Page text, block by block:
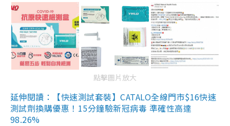
點擊圖片放大
延伸閱讀：【快速測試套裝】CATALO全線門市$16快速
測試劑換購優惠！15分鐘驗新冠病毒 準確性高達
98.26%